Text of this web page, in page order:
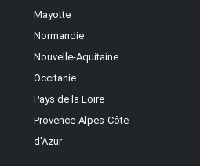
Mayotte
Normandie
Nouvelle-Aquitaine
Occitanie
Pays de la Loire
Provence-Alpes-Côte
d'Azur